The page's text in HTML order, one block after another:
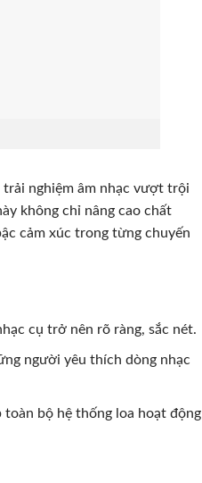
trải nghiệm âm nhạc vượt trội
không chỉ nâng cao chất
cảm xúc trong từng chuyến
cụ trở nên rõ ràng, sắc nét.
người yêu thích dòng nhạc
bộ hệ thống loa hoạt động